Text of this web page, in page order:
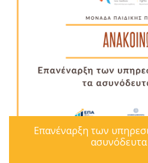
Επανέναρξη των
ασυνόδευτα